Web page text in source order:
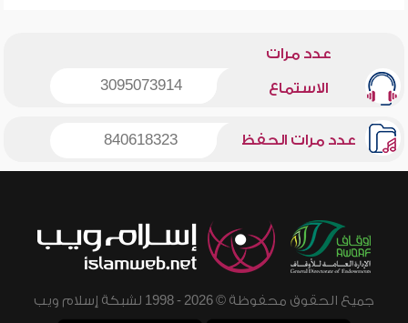
عدد مرات
الاستماع 3095073914
عدد مرات الحفظ 840618323
جميع الحقوق محفوظة © 2026 - 1998 لشبكة إسلام ويب